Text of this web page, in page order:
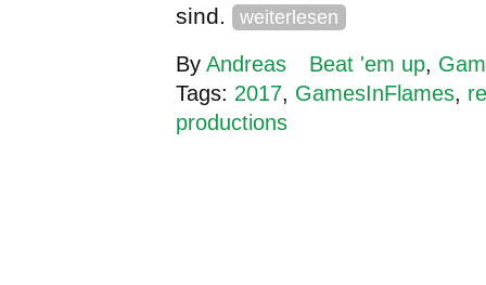
sind.
weiterlesen
By Andreas Beat 'em up,
Tags: 2017, GamesInFlames,
productions